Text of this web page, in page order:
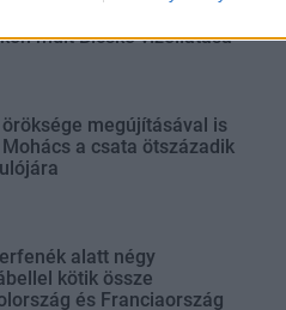
múlt Bicske vízellátása
megújításával is
a csata ötszázadik
alatt négy
kötik össze
és Franciaország